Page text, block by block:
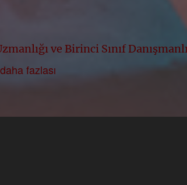
ve Birinci Sınıf
daha fazlası